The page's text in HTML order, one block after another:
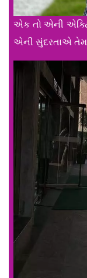
એક તો એની
એની સુંદરતાએ તેમાં